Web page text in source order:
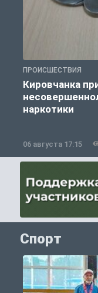
ПРОИСШЕСТВИЯ
Кировчанка
наркотики
06 августа 17:15
Спорт